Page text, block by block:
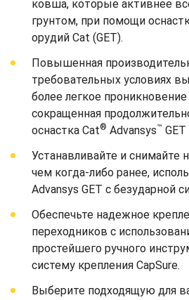
ковша, которые активнее
грунтом, при помощи
орудий Cat (GET).
Повышенная
требовательных условиях
более легкое
сокращенная
оснастка Cat® Advansys™ GET
Устанавливайте и снимайте
чем когда-либо ранее,
Advansys GET с безударной
Обеспечьте надежное
переходников с
простейшего ручного
систему крепления CapSure.
Выберите подходящую для